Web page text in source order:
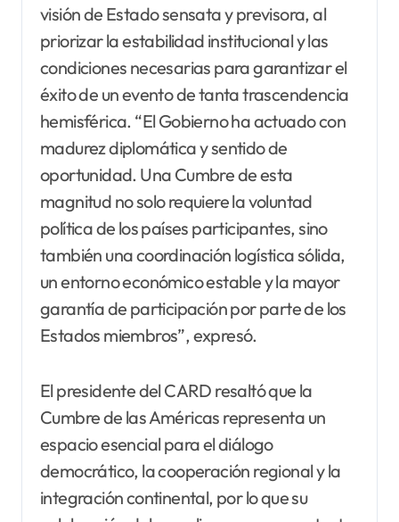
visión de Estado sensata y previsora, al
priorizar la estabilidad institucional y las
condiciones necesarias para garantizar el
éxito de un evento de tanta trascendencia
hemisférica. “El Gobierno ha actuado con
madurez diplomática y sentido de
oportunidad. Una Cumbre de esta
magnitud no solo requiere la voluntad
política de los países participantes, sino
también una coordinación logística sólida,
un entorno económico estable y la mayor
garantía de participación por parte de los
Estados miembros”, expresó.
El presidente del CARD resaltó que la
Cumbre de las Américas representa un
espacio esencial para el diálogo
democrático, la cooperación regional y la
integración continental, por lo que su